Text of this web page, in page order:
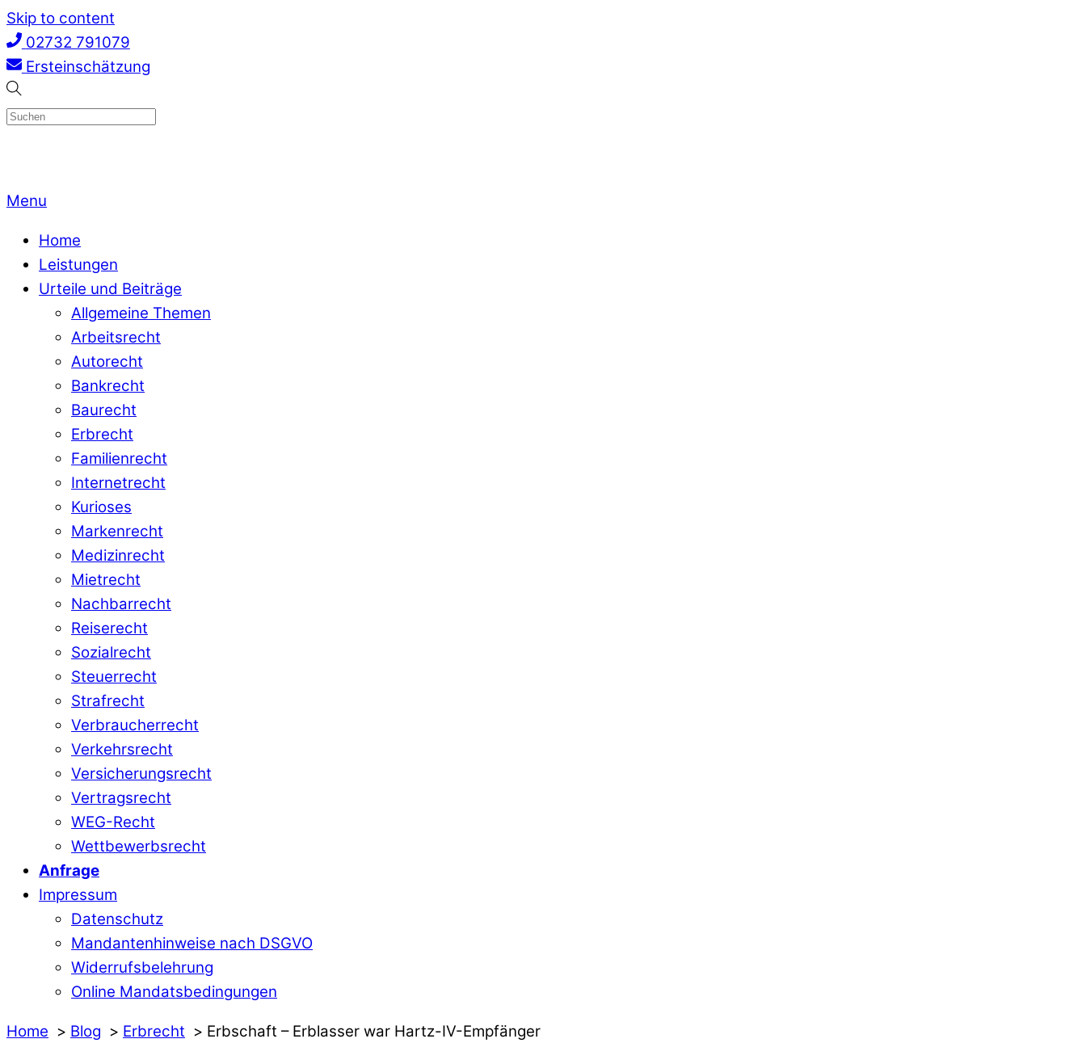
Skip to content
02732 791079
Ersteinschätzung
Menu
Home
Leistungen
Urteile und Beiträge
Allgemeine Themen
Arbeitsrecht
Autorecht
Bankrecht
Baurecht
Erbrecht
Familienrecht
Internetrecht
Kurioses
Markenrecht
Medizinrecht
Mietrecht
Nachbarrecht
Reiserecht
Sozialrecht
Steuerrecht
Strafrecht
Verbraucherrecht
Verkehrsrecht
Versicherungsrecht
Vertragsrecht
WEG-Recht
Wettbewerbsrecht
Anfrage
Impressum
Datenschutz
Mandantenhinweise nach DSGVO
Widerrufsbelehrung
Online Mandatsbedingungen
Home Blog Erbrecht Erbschaft – Erblasser war Hartz-IV-Empfänger